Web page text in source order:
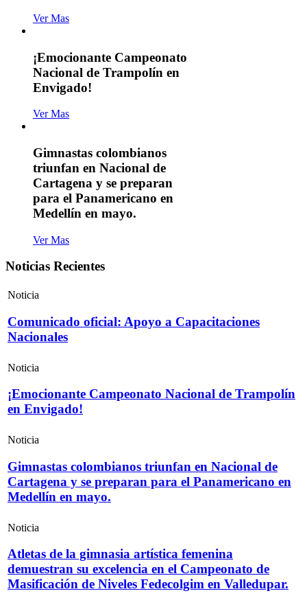
Ver Mas
¡Emocionante Campeonato
Nacional de Trampolín en
Envigado!
Ver Mas
Gimnastas colombianos
triunfan en Nacional de
Cartagena y se preparan
para el Panamericano en
Medellín en mayo.
Ver Mas
Noticias Recientes
Noticia
Comunicado oficial: Apoyo a Capacitaciones
Nacionales
Noticia
¡Emocionante Campeonato Nacional de Trampolín
en Envigado!
Noticia
Gimnastas colombianos triunfan en Nacional de
Cartagena y se preparan para el Panamericano en
Medellín en mayo.
Noticia
Atletas de la gimnasia artística femenina
demuestran su excelencia en el Campeonato de
Masificación de Niveles Fedecolgim en Valledupar.